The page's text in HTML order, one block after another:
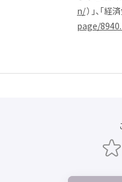
n/）」、「経済
page/